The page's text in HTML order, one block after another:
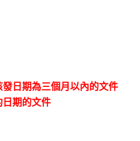
日期為三個月以內的文件
日期的文件